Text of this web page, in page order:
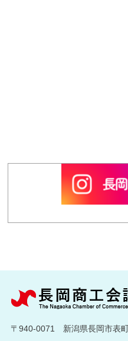
〒940-0071 新潟県長岡市表